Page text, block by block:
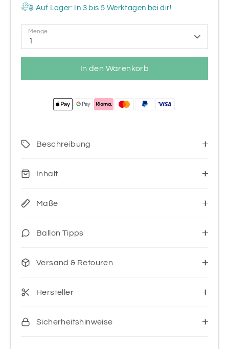
Auf Lager: In 3 bis 5 Werktagen bei dir!
Menge
1
In den Warenkorb
Beschreibung
Inhalt
Maße
Ballon Tipps
Versand & Retouren
Hersteller
Sicherheitshinweise